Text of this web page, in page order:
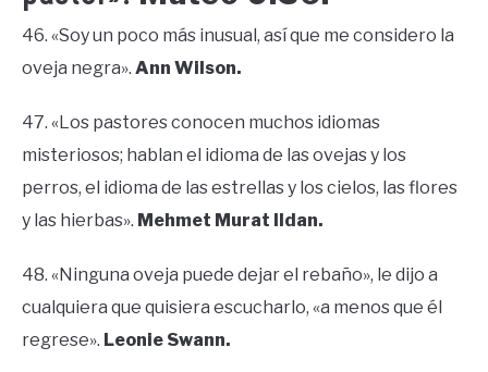
46. «Soy un poco más inusual, así que me considero la
oveja negra». Ann Wilson.
47. «Los pastores conocen muchos idiomas
misteriosos; hablan el idioma de las ovejas y los
perros, el idioma de las estrellas y los cielos, las flores
y las hierbas». Mehmet Murat Ildan.
48. «Ninguna oveja puede dejar el rebaño», le dijo a
cualquiera que quisiera escucharlo, «a menos que él
regrese». Leonie Swann.